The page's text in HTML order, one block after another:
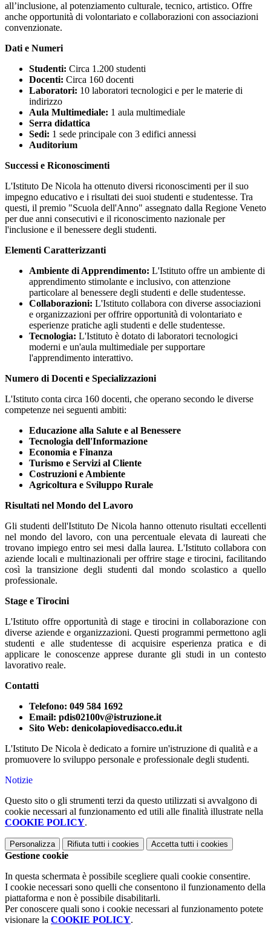
all’inclusione, al potenziamento culturale, tecnico, artistico. Offre
anche opportunità di volontariato e collaborazioni con associazioni
convenzionate.
Dati e Numeri
Studenti: Circa 1.200 studenti
Docenti: Circa 160 docenti
Laboratori: 10 laboratori tecnologici e per le materie di
indirizzo
Aula Multimediale: 1 aula multimediale
Serra didattica
Sedi: 1 sede principale con 3 edifici annessi
Auditorium
Successi e Riconoscimenti
L'Istituto De Nicola ha ottenuto diversi riconoscimenti per il suo
impegno educativo e i risultati dei suoi studenti e studentesse. Tra
questi, il premio "Scuola dell'Anno" assegnato dalla Regione Veneto
per due anni consecutivi e il riconoscimento nazionale per
l'inclusione e il benessere degli studenti.
Elementi Caratterizzanti
Ambiente di Apprendimento: L'Istituto offre un ambiente di
apprendimento stimolante e inclusivo, con attenzione
particolare al benessere degli studenti e delle studentesse.
Collaborazioni: L'Istituto collabora con diverse associazioni
e organizzazioni per offrire opportunità di volontariato e
esperienze pratiche agli studenti e delle studentesse.
Tecnologia: L'Istituto è dotato di laboratori tecnologici
moderni e un'aula multimediale per supportare
l'apprendimento interattivo.
Numero di Docenti e Specializzazioni
L'Istituto conta circa 160 docenti, che operano secondo le diverse
competenze nei seguenti ambiti:
Educazione alla Salute e al Benessere
Tecnologia dell'Informazione
Economia e Finanza
Turismo e Servizi al Cliente
Costruzioni e Ambiente
Agricoltura e Sviluppo Rurale
Risultati nel Mondo del Lavoro
Gli studenti dell'Istituto De Nicola hanno ottenuto risultati eccellenti
nel mondo del lavoro, con una percentuale elevata di laureati che
trovano impiego entro sei mesi dalla laurea. L'Istituto collabora con
aziende locali e multinazionali per offrire stage e tirocini, facilitando
così la transizione degli studenti dal mondo scolastico a quello
professionale.
Stage e Tirocini
L'Istituto offre opportunità di stage e tirocini in collaborazione con
diverse aziende e organizzazioni. Questi programmi permettono agli
studenti e alle studentesse di acquisire esperienza pratica e di
applicare le conoscenze apprese durante gli studi in un contesto
lavorativo reale.
Contatti
Telefono: 049 584 1692
Email: pdis02100v@istruzione.it
Sito Web: denicolapiovedisacco.edu.it
L'Istituto De Nicola è dedicato a fornire un'istruzione di qualità e a
promuovere lo sviluppo personale e professionale degli studenti.
Notizie
Questo sito o gli strumenti terzi da questo utilizzati si avvalgono di
cookie necessari al funzionamento ed utili alle finalità illustrate nella
COOKIE POLICY.
Personalizza Rifiuta tutti i cookies Accetta tutti i cookies
Gestione cookie
In questa schermata è possibile scegliere quali cookie consentire.
I cookie necessari sono quelli che consentono il funzionamento della
piattaforma e non è possibile disabilitarli.
Per conoscere quali sono i cookie necessari al funzionamento potete
visionare la COOKIE POLICY.